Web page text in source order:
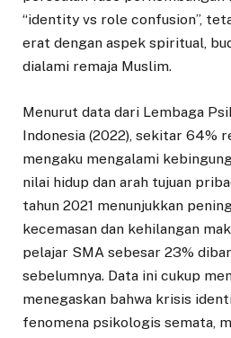
“identity vs role confusion”,
erat dengan aspek spiritual,
dialami remaja Muslim.
Menurut data dari Lembaga
Indonesia (2022), sekitar 64%
mengaku mengalami
nilai hidup dan arah tujuan
tahun 2021 menunjukkan
kecemasan dan kehilangan
pelajar SMA sebesar 23%
sebelumnya. Data ini cukup
menegaskan bahwa krisis
fenomena psikologis semata,